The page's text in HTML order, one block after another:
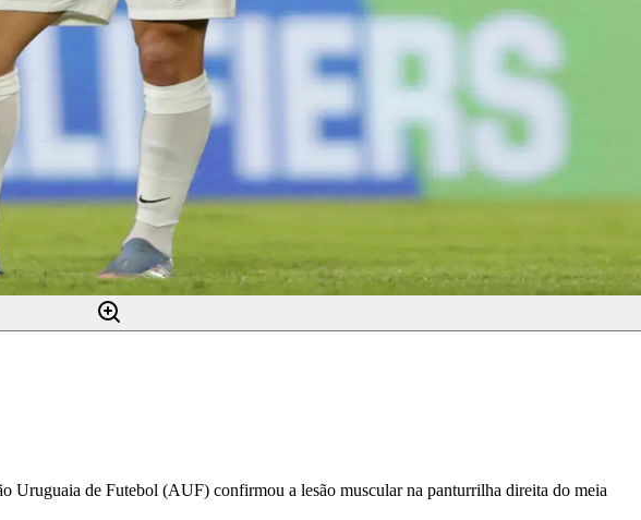
Uruguaia de Futebol (AUF) confirmou a lesão muscular na panturrilha direita do meia